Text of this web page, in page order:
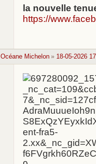
la nouvelle
https://
Océane Michelon » 18-05-2026